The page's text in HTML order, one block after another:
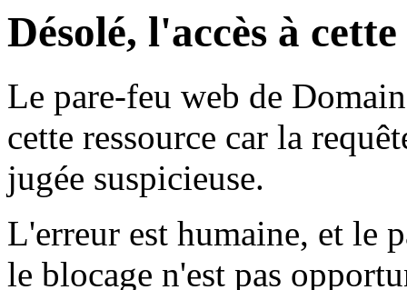
Désolé, l'accès à
Le pare-feu web de
cette ressource car la
jugée suspicieuse.
L'erreur est humaine, et le
le blocage n'est pas